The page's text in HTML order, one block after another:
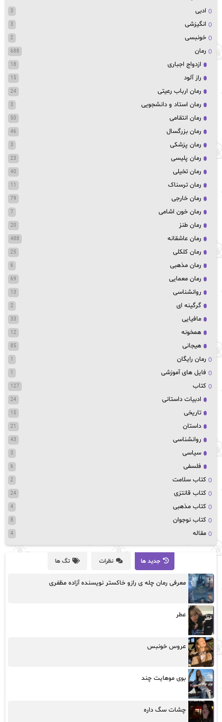
ادبی
3
انگیزشی 3
خونبسی 2
رمان 688
ازدواج اجباری 18
راز آلود 15
رمان ارباب رعیتی 24
رمان استاد و دانشجویی 3
رمان انتقامی 50
رمان بزرگسال 46
رمان پزشکی 3
رمان پلیسی 23
رمان تخیلی 40
رمان ترسناک 11
رمان خارجی 79
رمان خون اشامی 7
رمان طنز 20
رمان عاشقانه 488
رمان کلکلی 25
رمان مذهبی 6
رمان معمایی 69
روانشناسی 13
گرگینه ای 2
مافیایی 33
همخونه 12
هیجانی 85
رمان رایگان 1
فایل های آموزشی 1
کتاب 127
ادبیات داستانی 24
تاریخی 15
داستان 21
روانشناسی 43
سیاسی 3
فلسفی 6
کتاب سلامت 2
کتاب قانتزی 24
کتاب مذهبی 4
کتاب نوجوان 8
مقاله 4
جدید ها نظرات تگ ها
معرفی رمان چله ی رازو خاکستر نویسنده آزاده مظفری
عطر
عروس خونبس
بوی موهایت چند
چشات سگ داره